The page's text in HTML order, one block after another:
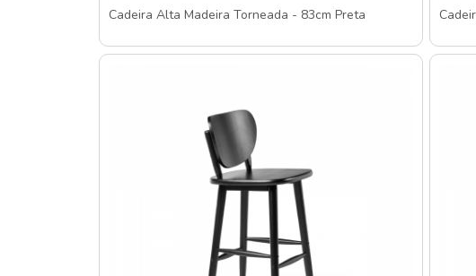
Cadeira Alta Madeira Torneada - 83cm Preta